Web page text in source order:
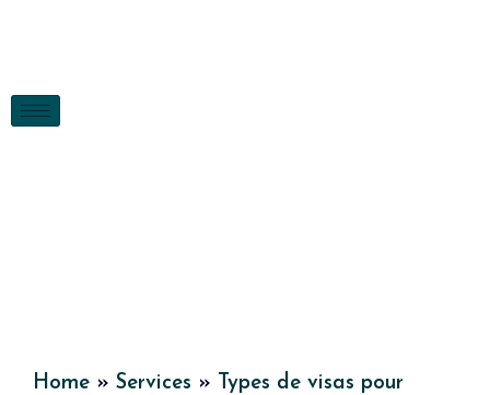
Home » Services »
Types de visas pour